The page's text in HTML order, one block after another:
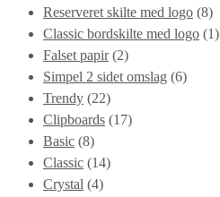
Reserveret skilte med logo (8)
Classic bordskilte med logo (1)
Falset papir (2)
Simpel 2 sidet omslag (6)
Trendy (22)
Clipboards (17)
Basic (8)
Classic (14)
Crystal (4)